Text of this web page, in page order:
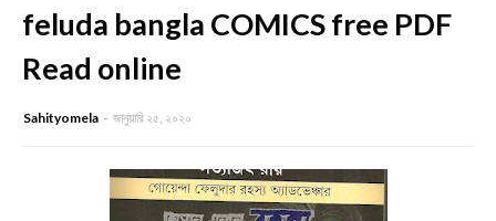
feluda bangla COMICS free PDF
Read online
Sahityomela জানুয়ারি ২৫, ২০২০